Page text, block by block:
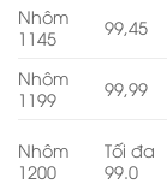
Nhôm
1145
99,45
Nhôm
1199
99,99
Nhôm
1200
Tối đa
99.0